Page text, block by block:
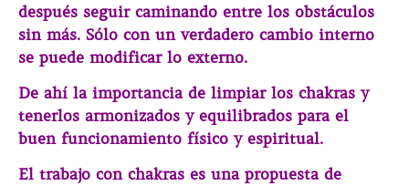
después seguir caminando entre los obstáculos
sin más. Sólo con un verdadero cambio interno
se puede modificar lo externo.
De ahí la importancia de limpiar los chakras y
tenerlos armonizados y equilibrados para el
buen funcionamiento físico y espiritual.
El trabajo con chakras es una propuesta de